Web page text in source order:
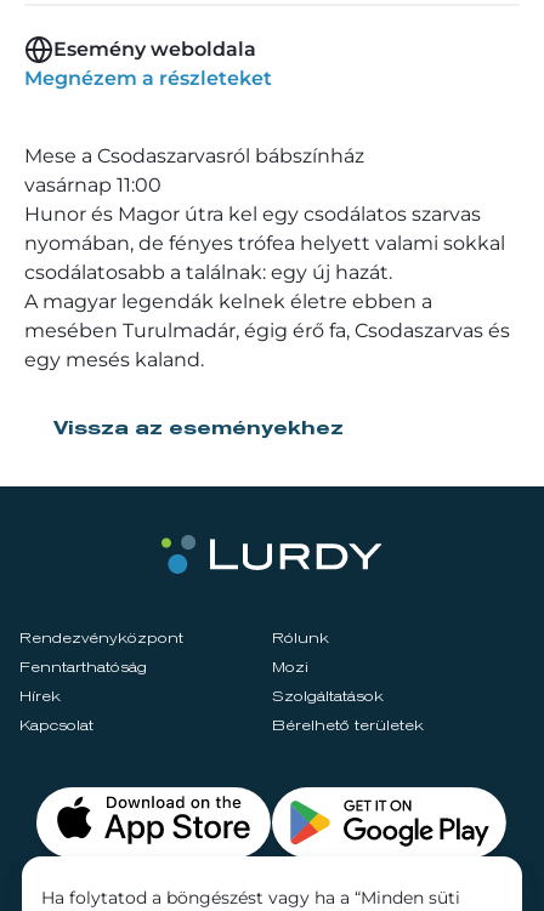
Esemény weboldala
Megnézem a részleteket
Mese a Csodaszarvasról bábszínház
vasárnap 11:00
Hunor és Magor útra kel egy csodálatos szarvas
nyomában, de fényes trófea helyett valami sokkal
csodálatosabb a találnak: egy új hazát.
A magyar legendák kelnek életre ebben a
mesében Turulmadár, égig érő fa, Csodaszarvas és
egy mesés kaland.
Vissza az eseményekhez
Rendezvényközpont
Rólunk
Fenntarthatóság
Mozi
Hírek
Szolgáltatások
Kapcsolat
Bérelhető területek
Ha folytatod a böngészést vagy ha a “Minden süti